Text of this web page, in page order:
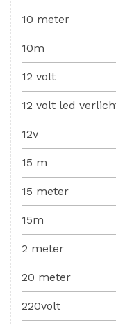
10 meter
10m
12 volt
12 volt led
12v
15 m
15 meter
15m
2 meter
20 meter
220volt